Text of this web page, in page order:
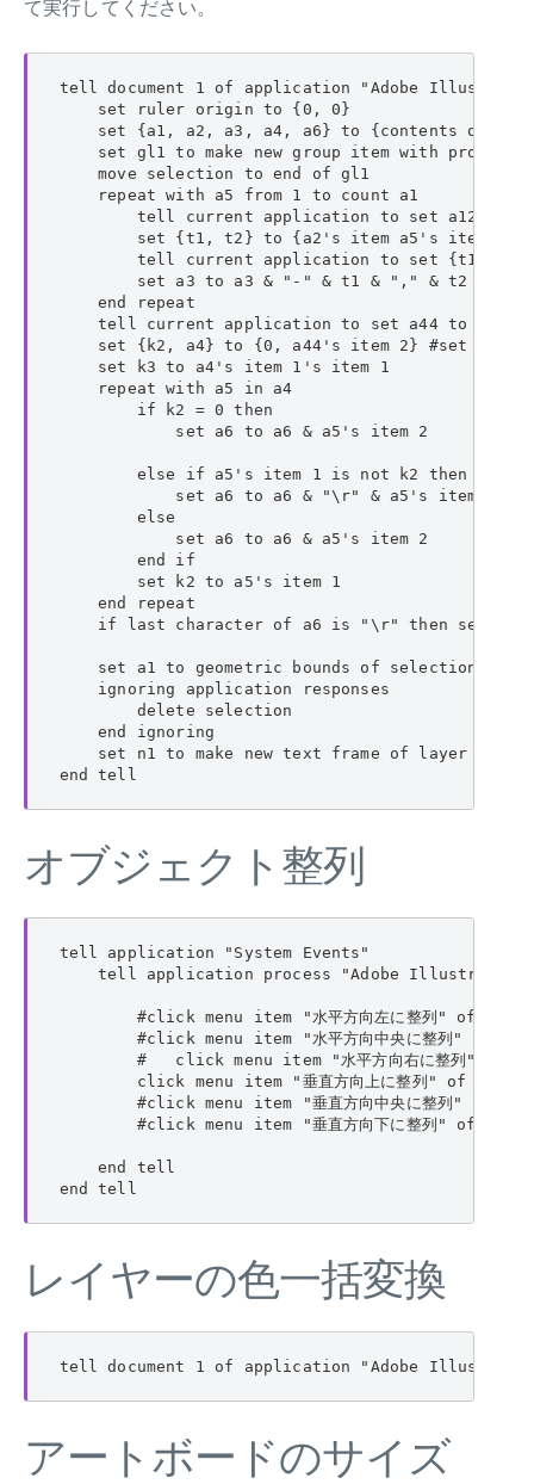
て実行してください。
tell document 1 of application "Adobe
    set ruler origin to {0, 0}
set {a1, a2, a3, a4, a6} to {contents of
set gl1 to make new group item with
    move selection to end of gl1
    repeat with a5 from 1 to count a1
tell current application to set a12 to
set {t1, t2} to {a2's item a5's item 2,
tell current application to set {t1, t2}
set a3 to a3 & "-" & t1 & "," & t2 & ","
    end repeat
tell current application to set a44 to run
set {k2, a4} to {0, a44's item 2} #set a44
    set k3 to a4's item 1's item 1
    repeat with a5 in a4
        if k2 = 0 then
            set a6 to a6 & a5's item 2
        else if a5's item 1 is not k2 then
            set a6 to a6 & "\r" & a5's item 2
        else
            set a6 to a6 & a5's item 2
        end if
        set k2 to a5's item 1
    end repeat
if last character of a6 is "\r" then set a6
    set a1 to geometric bounds of selection
    ignoring application responses
        delete selection
    end ignoring
set n1 to make new text frame of layer 1
end tell
オブジェクト整列
tell application "System Events"
    tell application process "Adobe Illustrator"
#click menu item "水平方向左に整列" of
#click menu item "水平方向中央に整列" of
#   click menu item "水平方向右に整列" of
click menu item "垂直方向上に整列" of menu
#click menu item "垂直方向中央に整列" of
#click menu item "垂直方向下に整列" of
    end tell
end tell
レイヤーの色一括変換
tell document 1 of application "Adobe
アートボードのサイズ